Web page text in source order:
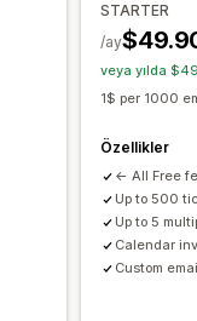
STARTER
/ay
veya yılda
1$ per 1000
Özellikler
← All Free
Up to 500
Up to 5
Calendar
Custom